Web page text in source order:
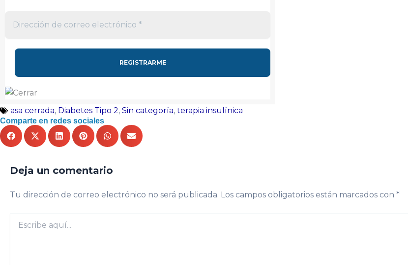
asa cerrada, Diabetes Tipo 2, Sin categoría, terapia insulínica
Comparte en redes sociales
Deja un comentario
Tu dirección de correo electrónico no será publicada. Los campos obligatorios están marcados con *
aquí...